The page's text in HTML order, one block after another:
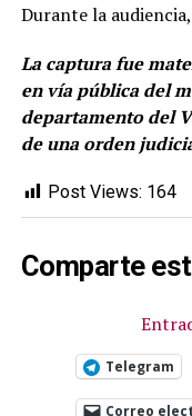
Durante la
La captura fue
en vía pública del
departamento del
de una orden
Post Views: 164
Comparte
Telegram
Correo